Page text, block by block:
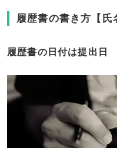
履歴書の書き方【氏
履歴書の日付は提出日